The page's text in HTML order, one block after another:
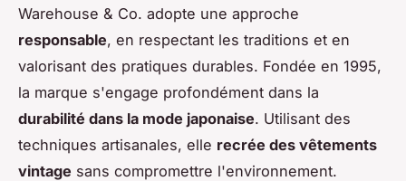
Warehouse & Co. adopte une approche
responsable, en respectant les traditions et en
valorisant des pratiques durables. Fondée en 1995,
la marque s'engage profondément dans la
durabilité dans la mode japonaise. Utilisant des
techniques artisanales, elle recrée des vêtements
vintage sans compromettre l'environnement.